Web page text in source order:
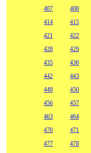
407
408
414
415
421
422
428
429
435
436
442
443
449
450
456
457
463
464
470
471
477
478